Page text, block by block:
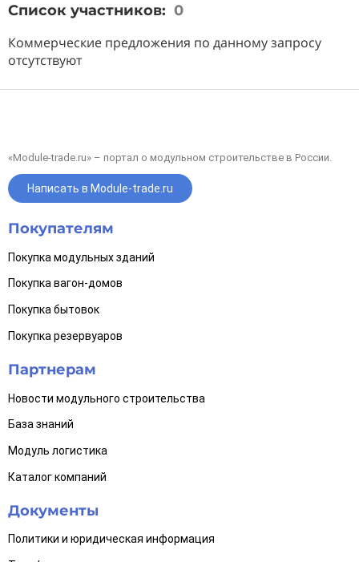
Список участников: 0
Коммерческие предложения по данному запросу
отсутствуют
«Module-trade.ru» – портал о модульном строительстве в России.
Написать в Module-trade.ru
Покупателям
Покупка модульных зданий
Покупка вагон-домов
Покупка бытовок
Покупка резервуаров
Партнерам
Новости модульного строительства
База знаний
Модуль логистика
Каталог компаний
Документы
Политики и юридическая информация